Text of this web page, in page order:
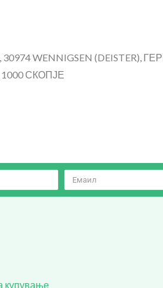
WENNIGSEN (DEISTER),
СКОПЈЕ
купување